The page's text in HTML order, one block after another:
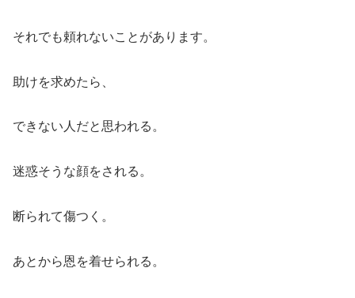
それでも頼れないことがあります。
助けを求めたら、
できない人だと思われる。
迷惑そうな顔をされる。
断られて傷つく。
あとから恩を着せられる。